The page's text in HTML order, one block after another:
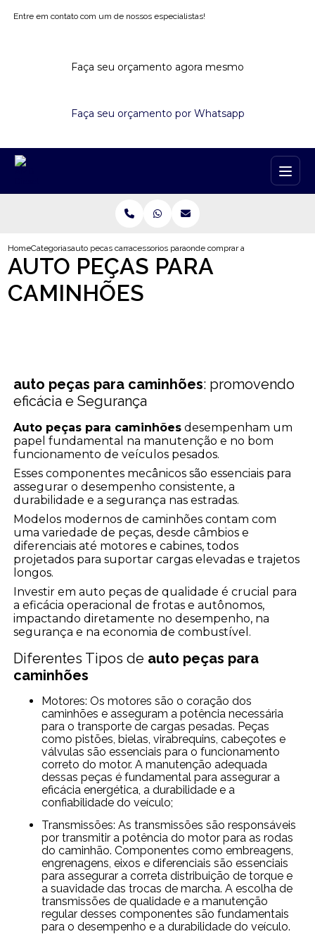
Entre em contato com um de nossos especialistas!
Faça seu orçamento agora mesmo
Faça seu orçamento por Whatsapp
HomeCategoriasauto pecas caminhoesacessorios para caminhao ford cargo
onde comprar acessorios para
AUTO PEÇAS PARA
CAMINHÕES
auto peças para caminhões: promovendo
eficácia e Segurança
Auto peças para caminhões desempenham um
papel fundamental na manutenção e no bom
funcionamento de veículos pesados.
Esses componentes mecânicos são essenciais para
assegurar o desempenho consistente, a
durabilidade e a segurança nas estradas.
Modelos modernos de caminhões contam com
uma variedade de peças, desde câmbios e
diferenciais até motores e cabines, todos
projetados para suportar cargas elevadas e trajetos
longos.
Investir em auto peças de qualidade é crucial para
a eficácia operacional de frotas e autônomos,
impactando diretamente no desempenho, na
segurança e na economia de combustível.
Diferentes Tipos de auto peças para
caminhões
Motores: Os motores são o coração dos
caminhões e asseguram a potência necessária
para o transporte de cargas pesadas. Peças
como pistões, bielas, virabrequins, cabeçotes e
válvulas são essenciais para o funcionamento
correto do motor. A manutenção adequada
dessas peças é fundamental para assegurar a
eficácia energética, a durabilidade e a
confiabilidade do veículo;
Transmissões: As transmissões são responsáveis
por transmitir a potência do motor para as rodas
do caminhão. Componentes como embreagens,
engrenagens, eixos e diferenciais são essenciais
para assegurar a correta distribuição de torque e
a suavidade das trocas de marcha. A escolha de
transmissões de qualidade e a manutenção
regular desses componentes são fundamentais
para o desempenho e a durabilidade do veículo.